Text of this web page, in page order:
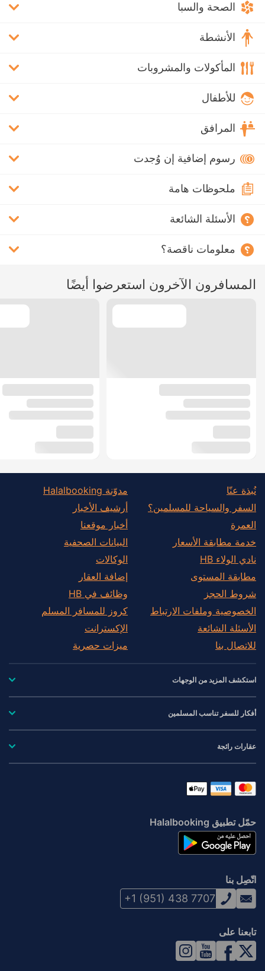
الصحة والسبا
الأنشطة
المأكولات والمشروبات
للأطفال
المرافق
رسوم إضافية إن وُجدت
ملحوظات هامة
الأسئلة الشائعة
معلومات ناقصة؟
المسافرون الآخرون استعرضوا أيضًا
نُبذة عنّا
السفر والسياحة للمسلمين؟
العمرة
خدمة مطابقة الأسعار
نادي الولاء HB
مطابقة المستوى
شروط الحجز
الخصوصية وملفات الارتباط
الأسئلة الشائعة
للاتصال بنا
مدوّنة Halalbooking
أرشيف الأخبار
أخبار موقعنا
البيانات الصحفية
الوكالات
إضافة العقار
وظائف في HB
كروز للمسافر المسلم
الإكسترانت
ميزات حصرية
استكشف المزيد من الوجهات
أفكار للسفر تناسب المسلمين
عقارات رائجة
حمّل تطبيق Halalbooking
اتّصِل بنا
+1 (951) 438 7707
تابعنا على